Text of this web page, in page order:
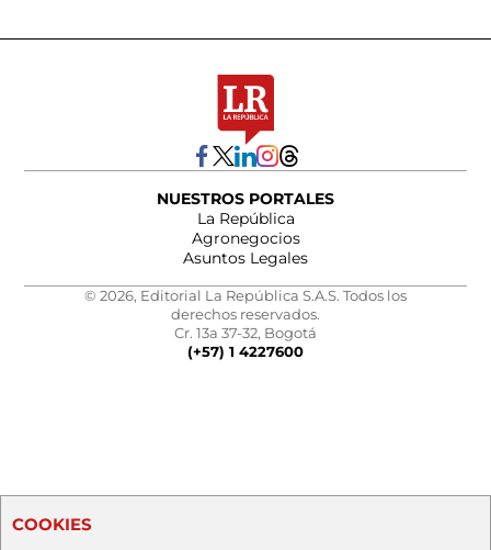
NUESTROS PORTALES
La República
Agronegocios
Asuntos Legales
© 2026, Editorial La República S.A.S. Todos los
derechos reservados.
Cr. 13a 37-32, Bogotá
(+57) 1 4227600
COOKIES